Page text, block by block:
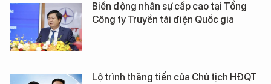
Biến động nhân sự cấp cao tại Tổng
Công ty Truyền tải điện Quốc gia
Lộ trình thăng tiến của Chủ tịch HĐQT